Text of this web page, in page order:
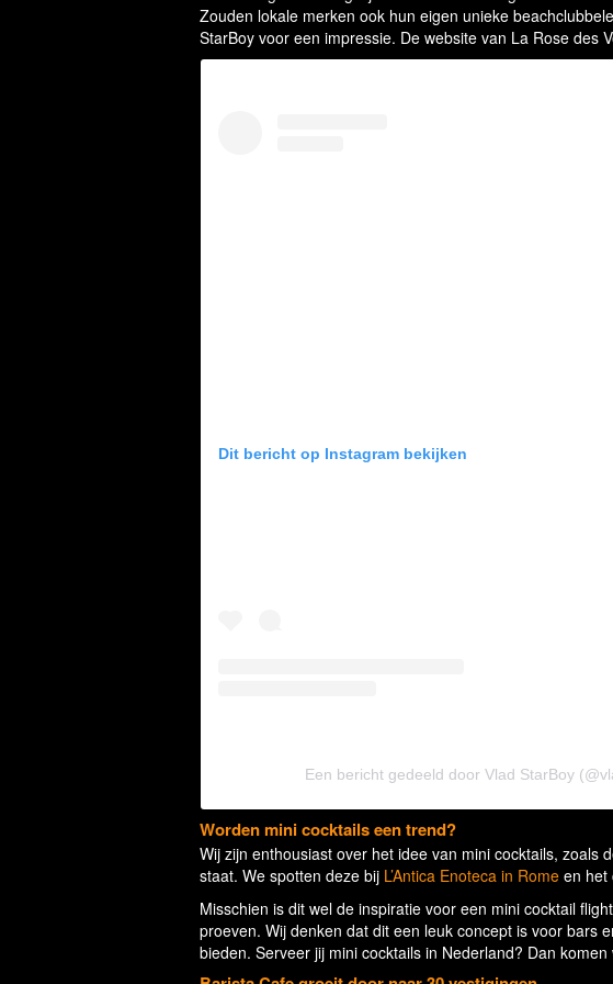
Zouden lokale merken ook hun eigen unieke
StarBoy voor een impressie. De website van La Rose des
Dit bericht op Instagram bekijken
Een bericht gedeeld door Vlad StarBoy
Worden mini cocktails een trend?
Wij zijn enthousiast over het idee van mini cocktails, zoals
staat. We spotten deze bij L’Antica Enoteca in Rome en het
Misschien is dit wel de inspiratie voor een mini cocktail
proeven. Wij denken dat dit een leuk concept is voor bars
bieden. Serveer jij mini cocktails in Nederland? Dan